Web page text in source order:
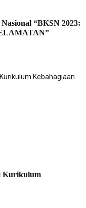
“BKSN 2023:
Kurikulum